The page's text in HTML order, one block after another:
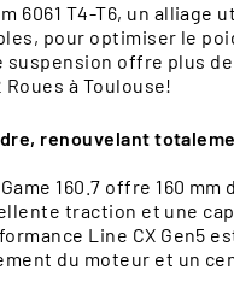
6061 T4-T6, un
pour optimiser le
offre plus
à Toulouse!
renouvelant
160.7 offre 160
traction et une
Line CX Gen5
du moteur et un